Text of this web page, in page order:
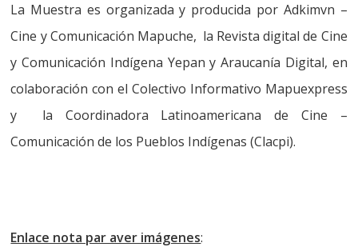
La Muestra es organizada y producida por Adkimvn –
Cine y Comunicación Mapuche, la Revista digital de Cine
y Comunicación Indígena Yepan y Araucanía Digital, en
colaboración con el Colectivo Informativo Mapuexpress
y la Coordinadora Latinoamericana de Cine –
Comunicación de los Pueblos Indígenas (Clacpi).
Enlace nota par aver imágenes: